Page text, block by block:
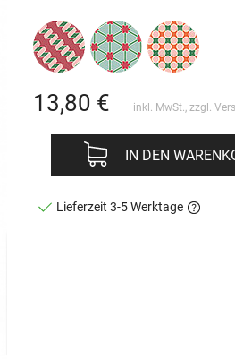
13,80 € inkl. MwSt., zzgl.
IN DEN
Lieferzeit 3-5 Werktage